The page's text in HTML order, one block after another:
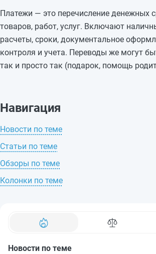
Платежи — это перечисление денежных
товаров, работ, услуг. Включают
расчеты, сроки, документальное
контроля и учета. Переводы же могут
так и просто так (подарок, помощь
Новости по теме
Навигация
Новости по теме
Статьи по теме
Обзоры по теме
Колонки по теме